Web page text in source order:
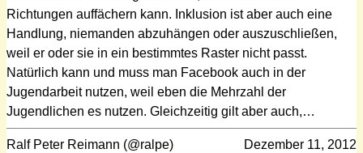
Richtungen auffächern kann. Inklusion ist aber auch eine
Handlung, niemanden abzuhängen oder auszuschließen,
weil er oder sie in ein bestimmtes Raster nicht passt.
Natürlich kann und muss man Facebook auch in der
Jugendarbeit nutzen, weil eben die Mehrzahl der
Jugendlichen es nutzen. Gleichzeitig gilt aber auch,…
Ralf Peter Reimann (@ralpe) Dezember 11, 2012